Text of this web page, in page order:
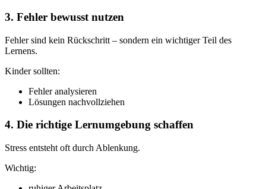
3. Fehler bewusst nutzen
Fehler sind kein Rückschritt – sondern ein wichtiger Teil des
Lernens.
Kinder sollten:
Fehler analysieren
Lösungen nachvollziehen
4. Die richtige Lernumgebung schaffen
Stress entsteht oft durch Ablenkung.
Wichtig: